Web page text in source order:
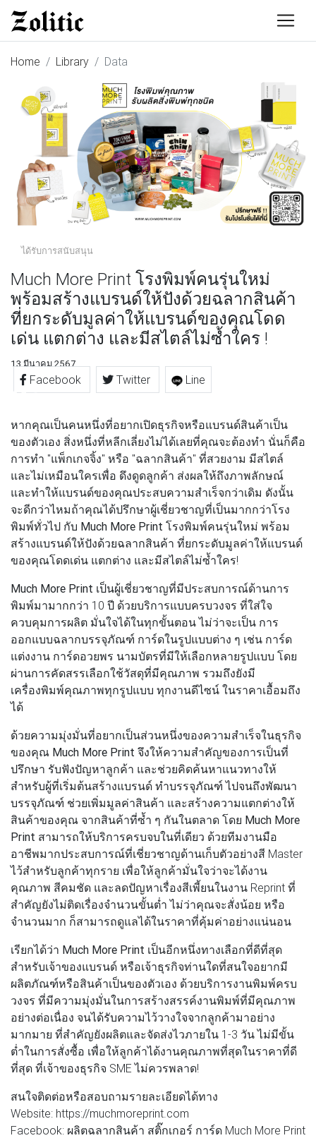
Home Library Data
ได้รับการสนับสนุน
Much More Print โรงพิมพ์คนรุ่นใหม่
พร้อมสร้างแบรนด์ให้ปังด้วยฉลากสินค้า
ที่ยกระดับมูลค่าให้แบรนด์ของคุณโดด
เด่น แตกต่าง และมีสไตล์ไม่ซ้ำใคร !
13 มีนาคม 2567
Facebook Twitter Line
หากคุณเป็นคนหนึ่งที่อยากเปิดธุรกิจหรือแบรนด์สินค้าเป็น
ของตัวเอง สิ่งหนึ่งที่หลีกเลี่ยงไม่ได้เลยที่คุณจะต้องทำ นั่นก็คือ
การทำ "แพ็กเกจจิ้ง" หรือ "ฉลากสินค้า" ที่สวยงาม มีสไตล์
และไม่เหมือนใครเพื่อ ดึงดูดลูกค้า ส่งผลให้ถึงภาพลักษณ์
และทำให้แบรนด์ของคุณประสบความสำเร็จกว่าเดิม ดังนั้น
จะดีกว่าไหมถ้าคุณได้ปรึกษาผู้เชี่ยวชาญที่เป็นมากกว่าโรง
พิมพ์ทั่วไป กับ Much More Print โรงพิมพ์คนรุ่นใหม่ พร้อม
สร้างแบรนด์ให้ปังด้วยฉลากสินค้า ที่ยกระดับมูลค่าให้แบรนด์
ของคุณโดดเด่น แตกต่าง และมีสไตล์ไม่ซ้ำใคร!
Much More Print เป็นผู้เชี่ยวชาญที่มีประสบการณ์ด้านการ
พิมพ์มามากกว่า 10 ปี ด้วยบริการแบบครบวงจร ที่ใส่ใจ
ควบคุมการผลิต มั่นใจได้ในทุกขั้นตอน ไม่ว่าจะเป็น การ
ออกแบบฉลากบรรจุภัณฑ์ การ์ดในรูปแบบต่าง ๆ เช่น การ์ด
แต่งงาน การ์ดอวยพร นามบัตรที่มีให้เลือกหลายรูปแบบ โดย
ผ่านการคัดสรรเลือกใช้วัสดุที่มีคุณภาพ รวมถึงยังมี
เครื่องพิมพ์คุณภาพทุกรูปแบบ ทุกงานดีไซน์ ในราคาเอื้อมถึง
ได้
ด้วยความมุ่งมั่นที่อยากเป็นส่วนหนึ่งของความสำเร็จในธุรกิจ
ของคุณ Much More Print จึงให้ความสำคัญของการเป็นที่
ปรึกษา รับฟังปัญหาลูกค้า และช่วยคิดค้นหาแนวทางให้
สำหรับผู้ที่เริ่มต้นสร้างแบรนด์ ทำบรรจุภัณฑ์ ไปจนถึงพัฒนา
บรรจุภัณฑ์ ช่วยเพิ่มมูลค่าสินค้า และสร้างความแตกต่างให้
สินค้าของคุณ จากสินค้าที่ซ้ำ ๆ กันในตลาด โดย Much More
Print สามารถให้บริการครบจบในที่เดียว ด้วยทีมงานมือ
อาชีพมากประสบการณ์ที่เชี่ยวชาญด้านเก็บตัวอย่างสี Master
ไว้สำหรับลูกค้าทุกราย เพื่อให้ลูกค้ามั่นใจว่าจะได้งาน
คุณภาพ สีคมชัด และลดปัญหาเรื่องสีเพี้ยนในงาน Reprint ที่
สำคัญยังไม่ติดเรื่องจำนวนขั้นต่ำ ไม่ว่าคุณจะสั่งน้อย หรือ
จำนวนมาก ก็สามารถดูแลได้ในราคาที่คุ้มค่าอย่างแน่นอน
เรียกได้ว่า Much More Print เป็นอีกหนึ่งทางเลือกที่ดีที่สุด
สำหรับเจ้าของแบรนด์ หรือเจ้าธุรกิจท่านใดที่สนใจอยากมี
ผลิตภัณฑ์หรือสินค้าเป็นของตัวเอง ด้วยบริการงานพิมพ์ครบ
วงจร ที่มีความมุ่งมั่นในการสร้างสรรค์งานพิมพ์ที่มีคุณภาพ
อย่างต่อเนื่อง จนได้รับความไว้วางใจจากลูกค้ามาอย่าง
มากมาย ที่สำคัญยังผลิตและจัดส่งไวภายใน 1-3 วัน ไม่มีขั้น
ต่ำในการสั่งซื้อ เพื่อให้ลูกค้าได้งานคุณภาพที่สุดในราคาที่ดี
ที่สุด ที่เจ้าของธุรกิจ SME ไม่ควรพลาด!
สนใจติดต่อหรือสอบถามรายละเอียดได้ทาง
Website: https://muchmoreprint.com
Facebook: ผลิตฉลากสินค้า สติ๊กเกอร์ การ์ด Much More Print